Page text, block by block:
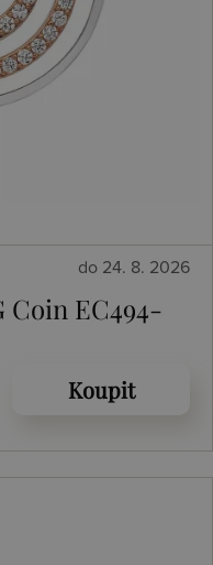
do 24. 8. 2026
Coin EC494-
Koupit